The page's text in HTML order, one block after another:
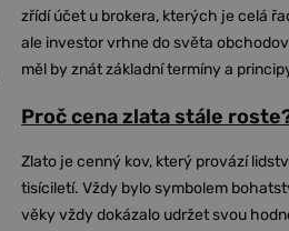
zřídí účet u brokera, kterých je celá
ale investor vrhne do světa
měl by znát základní termíny a
Proč cena zlata stále
Zlato je cenný kov, který provází
tisíciletí. Vždy bylo symbolem
věky vždy dokázalo udržet svou